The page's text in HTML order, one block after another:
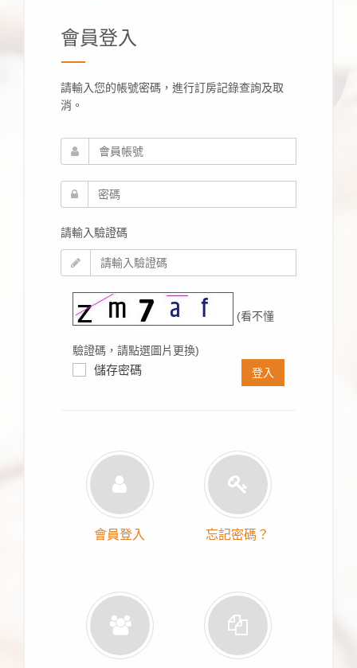
會員登入
請輸入您的帳號密碼，進行訂房記錄查詢及取
消。
請輸入驗證碼
(看不懂
驗證碼，請點選圖片更換)
儲存密碼 登入
會員登入 忘記密碼？